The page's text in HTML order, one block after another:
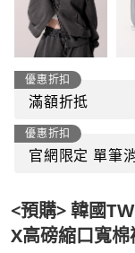
優惠折扣
滿額折抵
優惠折扣
官網限定 單筆
<預購> 韓國
X高磅縮口寬